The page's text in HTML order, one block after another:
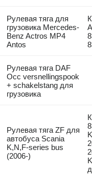
Рулевая тяга для
грузовика Mercedes-
Benz Actros MP4
Antos
Рулевая тяга DAF
Occ versnellingspook
+ schakelstang для
грузовика
Рулевая тяга ZF для
автобуса Scania
K,N,F-series bus
(2006-)